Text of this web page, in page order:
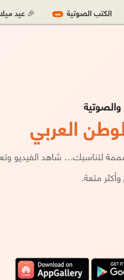
الكتب الصوتية جديد 🎉 عيد